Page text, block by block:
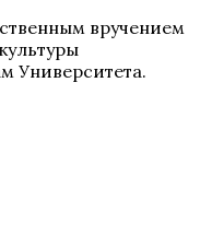
вручением
Университета.